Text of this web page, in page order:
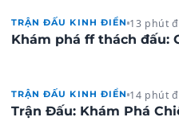
TRẬN ĐẤU KINH ĐIỂN 13 phút
Khám phá ff thách đấu:
TRẬN ĐẤU KINH ĐIỂN 14 phút
Trận Đấu: Khám Phá